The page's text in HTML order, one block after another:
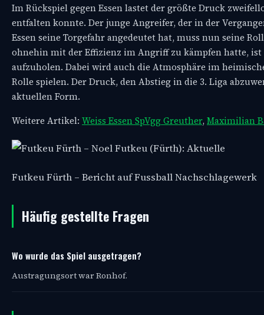
Im Rückspiel gegen Essen lastet der größte Druck
entfalten konnte. Der junge Angreifer, der in der
Essen seine Torgefahr angedeutet hat, muss nun seine
ohnehin mit der Effizienz im Angriff zu kämpfen hatte, ist
aufzuholen. Dabei wird auch die Atmosphäre im
Rolle spielen. Der Druck, den Abstieg in die 3. Liga
aktuellen Form.
Weitere Artikel: Weiss Essen SpVgg Greuther, Maximilian
Futkeu Fürth – Bericht auf Fussball Nachschlagewerk
Häufig gestellte Fragen
Wo wurde das Spiel ausgetragen?
Austragungsort war Ronhof.